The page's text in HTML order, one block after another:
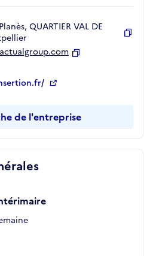
QUARTIER VAL DE
de l'entreprise